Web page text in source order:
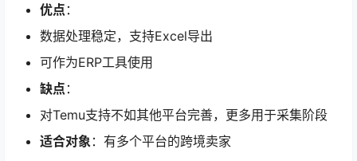
优点 ：
数据处理稳定，支持Excel导出
可作为ERP工具使用
缺点 ：
对Temu支持不如其他平台完善，更多用于采集阶段
适合对象 ：有多个平台的跨境卖家